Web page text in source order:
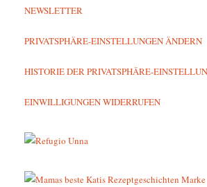
NEWSLETTER
PRIVATSPHÄRE-EINSTELLUNGEN ÄNDERN
HISTORIE DER PRIVATSPHÄRE-
EINWILLIGUNGEN WIDERRUFEN